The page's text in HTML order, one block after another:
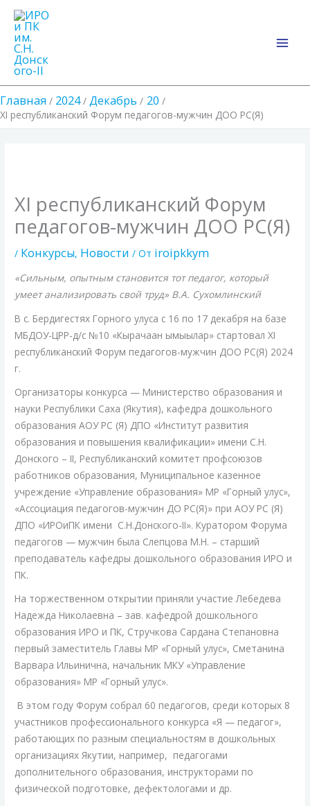
Перейти
содержимому
Главная 2024 Декабрь 20
XI республиканский Форум педагогов-мужчин ДОО РС(Я)
XI республиканский Форум
педагогов-мужчин ДОО РС(Я)
/ Конкурсы, Новости / От iroipkkym
«Сильным, опытным становится тот педагог, который
умеет анализировать свой труд» В.А. Сухомлинский
В с. Бердигестях Горного улуса с 16 по 17 декабря на базе
МБДОУ-ЦРР-д/с №10 «Кырачаан ымыылар» стартовал XI
республиканский Форум педагогов-мужчин ДОО РС(Я) 2024
г.
Организаторы конкурса — Министерство образования и
науки Республики Саха (Якутия), кафедра дошкольного
образования АОУ РС (Я) ДПО «Институт развития
образования и повышения квалификации» имени С.Н.
Донского – II, Республиканский комитет профсоюзов
работников образования, Муниципальное казенное
учреждение «Управление образования» МР «Горный улус»,
«Ассоциация педагогов-мужчин ДО РС(Я)» при АОУ РС (Я)
ДПО «ИРОиПК имени С.Н.Донского-II». Куратором Форума
педагогов — мужчин была Слепцова М.Н. – старший
преподаватель кафедры дошкольного образования ИРО и
ПК.
На торжественном открытии приняли участие Лебедева
Надежда Николаевна – зав. кафедрой дошкольного
образования ИРО и ПК, Стручкова Сардана Степановна
первый заместитель Главы МР «Горный улус», Сметанина
Варвара Ильинична, начальник МКУ «Управление
образования» МР «Горный улус».
В этом году Форум собрал 60 педагогов, среди которых 8
участников профессионального конкурса «Я — педагог»,
работающих по разным специальностям в дошкольных
организациях Якутии, например, педагогами
дополнительного образования, инструкторами по
физической подготовке, дефектологами и др.